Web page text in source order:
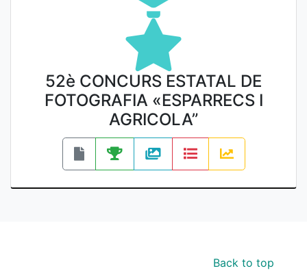
52è CONCURS ESTATAL DE
FOTOGRAFIA «ESPARRECS I
AGRICOLA”
Back to top